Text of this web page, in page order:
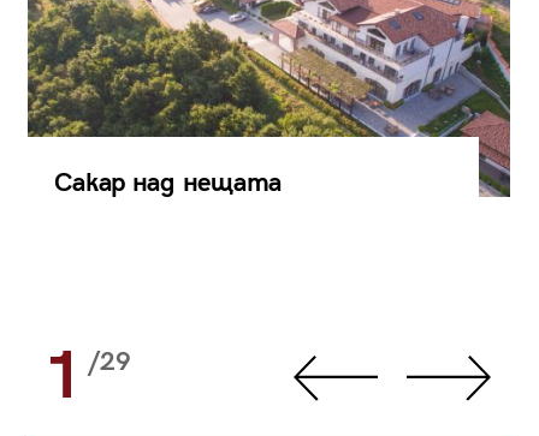
Сакар над нещата
1 /29